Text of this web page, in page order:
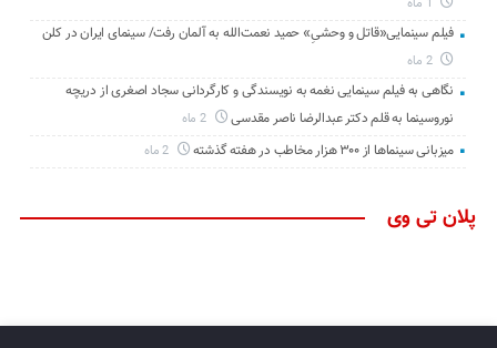
فیلم سینمایی«قاتل و وحشیِ» حمید نعمت‌الله به آلمان رفت/ سینمای ایران در کلن
2 ماه
نگاهی به فیلم سینمایی نغمه به نویسندگی و کارگردانی سجاد اصغری از دریچه
نوروسینما به قلم دکتر عبدالرضا ناصر مقدسی
2 ماه
میزبانی سینماها از ۳۰۰ هزار مخاطب در هفته گذشته 2 ماه
پلان تی وی